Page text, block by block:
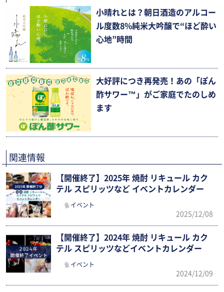
小晴れとは？朝日酒造のアルコー
ル度数8%純米大吟醸で“ほど酔い
心地”時間
大好評につき再発売！あの「ぽん
酢サワー™」がご家庭でたのしめ
ます
関連情報
【開催終了】2025年 焼酎 リキュール カク
テル スピリッツなど イベントカレンダー
イベント
2025/12/08
【開催終了】2024年 焼酎 リキュール カク
テル スピリッツなどイベントカレンダー
イベント
2024/12/09